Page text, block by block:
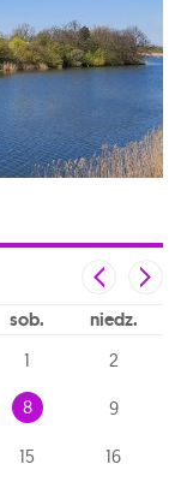
sob niedz
1 2
8 9
15 16